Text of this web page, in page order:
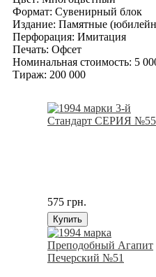
Формат: Сувенирный блок
Издание: Памятные
Перфорация: Имитация
Печать: Офсет
Номинальная стоимость: 5
Тираж: 200 000
575 грн.
Купить